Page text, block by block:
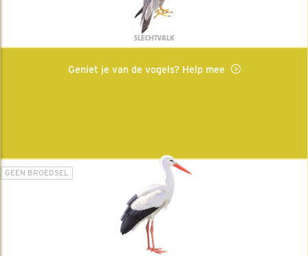
SLECHTVALK
Geniet je van de vogels? Help mee
GEEN BROEDSEL